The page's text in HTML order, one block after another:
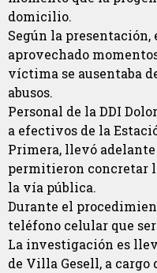
domicilio.
Según la presentación,
aprovechado
víctima se ausentaba
abusos.
Personal de la DDI
a efectivos de la
Primera, llevó
permitieron concretar
la vía pública.
Durante el
teléfono celular que
La investigación es
de Villa Gesell, a cargo